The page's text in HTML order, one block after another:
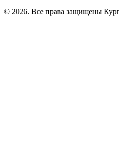
© 2026. Все права защищены